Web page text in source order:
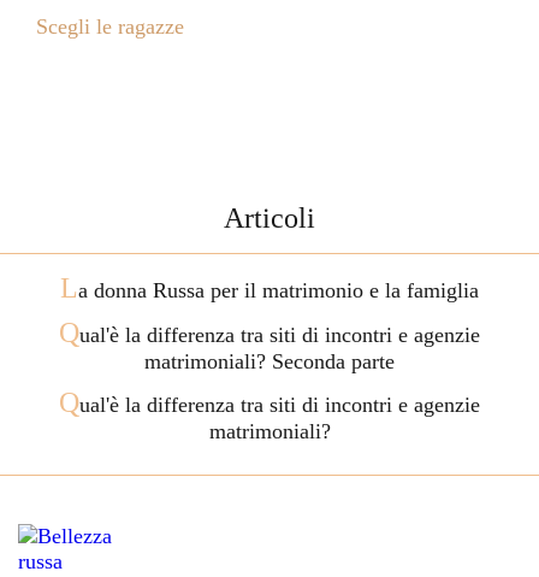
Scegli le ragazze
Articoli
La donna Russa per il matrimonio e la famiglia
Qual'è la differenza tra siti di incontri e agenzie
matrimoniali? Seconda parte
Qual'è la differenza tra siti di incontri e agenzie
matrimoniali?